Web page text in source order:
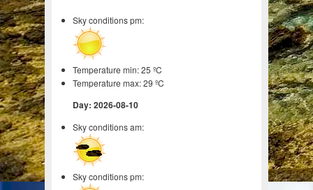
Sky conditions pm:
Temperature min: 25 ºC
Temperature max: 29 ºC
Day: 2026-08-10
Sky conditions am:
Sky conditions pm: